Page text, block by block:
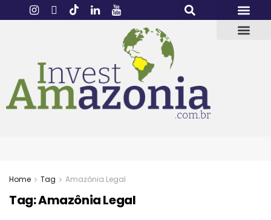
Home Tag Amazônia Legal
Tag:Amazônia Legal